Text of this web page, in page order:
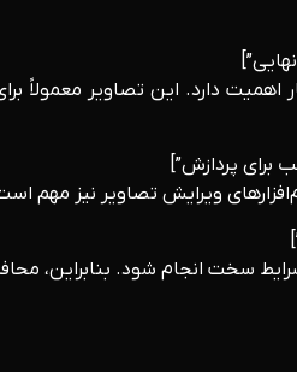
اهمیت دارد. این تصاویر
ویرایش تصاویر نیز مهم
انجام شود. بنابراین،